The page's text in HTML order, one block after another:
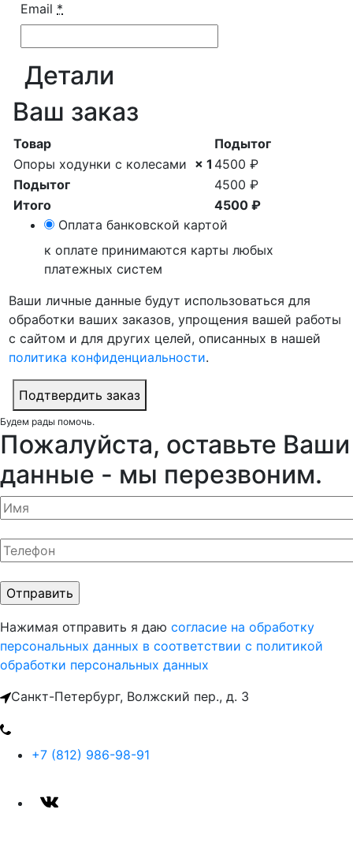
Email *
Детали
Ваш заказ
Товар
Подытог
Опоры ходунки с колесами × 1 4500 ₽
Подытог
4500 ₽
Итого
4500 ₽
Оплата банковской картой
к оплате принимаются карты любых
платежных систем
Ваши личные данные будут использоваться для
обработки ваших заказов, упрощения вашей работы
с сайтом и для других целей, описанных в нашей
политика конфиденциальности.
Подтвердить заказ
Будем рады помочь.
Пожалуйста, оставьте Ваши
данные - мы перезвоним.
Нажимая отправить я даю согласие на обработку
персональных данных в соответствии с политикой
обработки персональных данных
Санкт-Петербург, Волжский пер., д. 3
+7 (812) 986-98-91